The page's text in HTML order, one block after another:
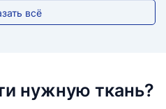
всё
нужную ткань?